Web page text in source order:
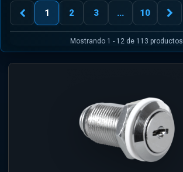
1 2 3 ... 10
Mostrando 1 - 12 de 113 productos